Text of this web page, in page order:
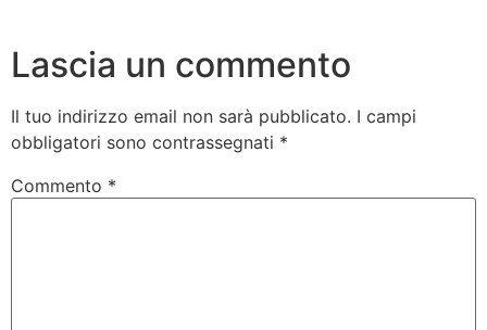
Lascia un commento
Il tuo indirizzo email non sarà pubblicato. I campi
obbligatori sono contrassegnati *
Commento *